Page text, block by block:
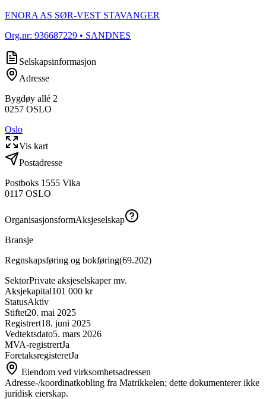
ENORA AS SØR-VEST STAVANGER
Org.nr: 936687229 • SANDNES
Selskapsinformasjon
Adresse
Bygdøy allé 2
0257 OSLO
Oslo
Vis kart
Postadresse
Postboks 1555 Vika
0117 OSLO
OrganisasjonsformAksjeselskap
Bransje
Regnskapsføring og bokføring(69.202)
SektorPrivate aksjeselskaper mv.
Aksjekapital101 000 kr
StatusAktiv
Stiftet20. mai 2025
Registrert18. juni 2025
Vedtektsdato5. mars 2026
MVA-registrertJa
ForetaksregisteretJa
Eiendom ved virksomhetsadressen
Adresse-/koordinatkobling fra Matrikkelen; dette dokumenterer ikke
juridisk eierskap.